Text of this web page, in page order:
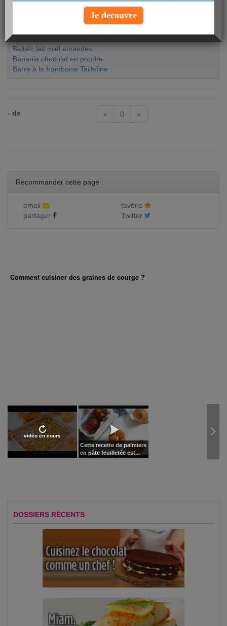
Baba au Rhum à la crème vanillée Bonne Maman
Balisto lait miel amandes
Banania chocolat en poudre
Barre à la framboise Taillefine
- de « 0 »
Recommander cette page :
email
favoris
partager
Twitter
Comment cuisiner des graines de courge ?
vidéo en cours
Cette recette de palmiers
en pâte feuilletée est...
DOSSIERS RÉCENTS
Je decouvre